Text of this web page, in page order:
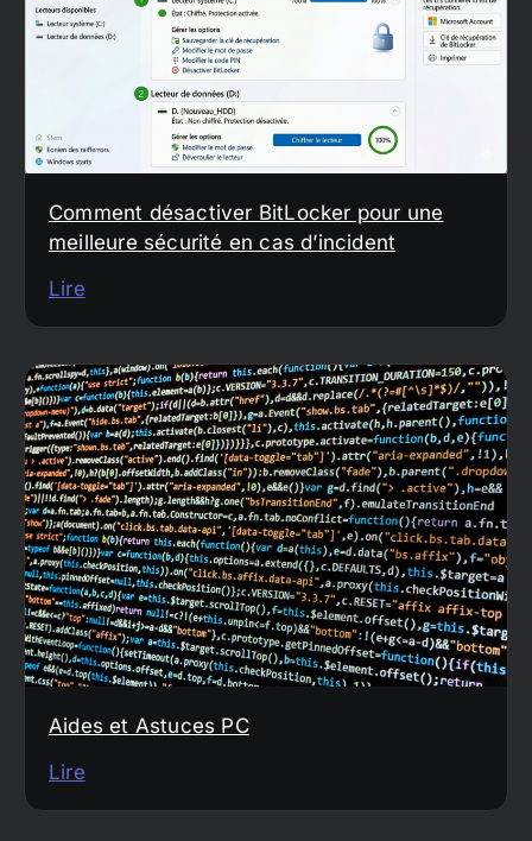
Comment désactiver BitLocker pour une
meilleure sécurité en cas d’incident
Lire
Aides et Astuces PC
Lire